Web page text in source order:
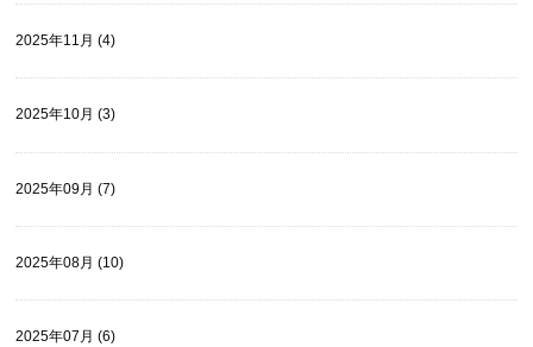
2025年11月 (4)
2025年10月 (3)
2025年09月 (7)
2025年08月 (10)
2025年07月 (6)